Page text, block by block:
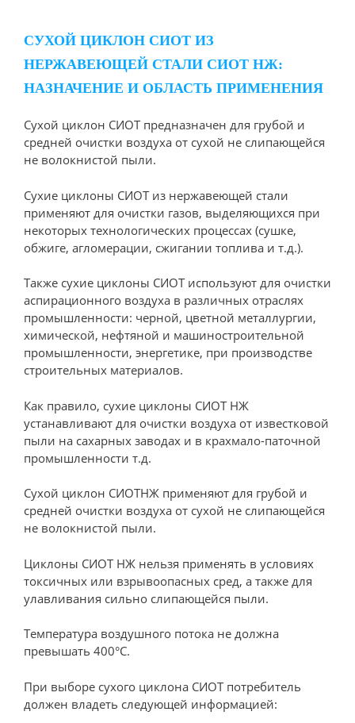
СУХОЙ ЦИКЛОН СИОТ ИЗ
НЕРЖАВЕЮЩЕЙ СТАЛИ СИОТ НЖ:
НАЗНАЧЕНИЕ И ОБЛАСТЬ ПРИМЕНЕНИЯ
Сухой циклон СИОТ предназначен для грубой и
средней очистки воздуха от сухой не слипающейся
не волокнистой пыли.
Сухие циклоны СИОТ из нержавеющей стали
применяют для очистки газов, выделяющихся при
некоторых технологических процессах (сушке,
обжиге, агломерации, сжигании топлива и т.д.).
Также сухие циклоны СИОТ используют для очистки
аспирационного воздуха в различных отраслях
промышленности: черной, цветной металлургии,
химической, нефтяной и машиностроительной
промышленности, энергетике, при производстве
строительных материалов.
Как правило, сухие циклоны СИОТ НЖ
устанавливают для очистки воздуха от известковой
пыли на сахарных заводах и в крахмало-паточной
промышленности т.д.
Сухой циклон СИОТНЖ применяют для грубой и
средней очистки воздуха от сухой не слипающейся
не волокнистой пыли.
Циклоны СИОТ НЖ нельзя применять в условиях
токсичных или взрывоопасных сред, а также для
улавливания сильно слипающейся пыли.
Температура воздушного потока не должна
превышать 400°С.
При выборе сухого циклона СИОТ потребитель
должен владеть следующей информацией: